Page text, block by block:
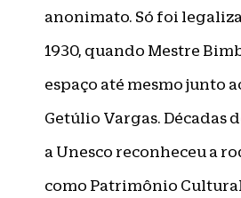
anonimato. Só foi
1930, quando Mestre
espaço até mesmo junto
Getúlio Vargas. Décadas
a Unesco reconheceu a
como Patrimônio